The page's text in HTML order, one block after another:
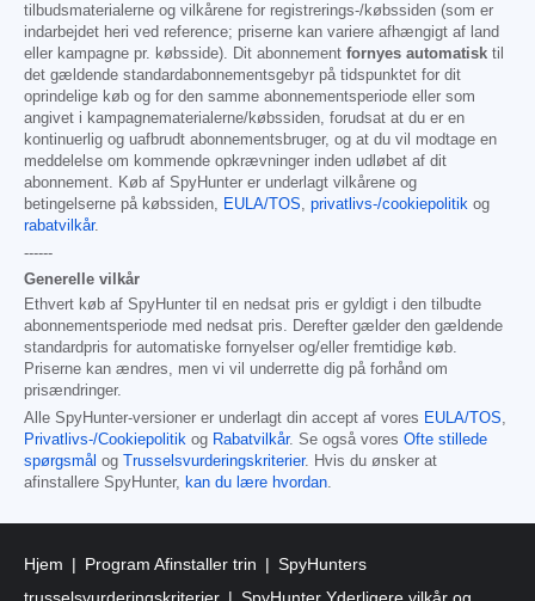
tilbudsmaterialerne og vilkårene for registrerings-/købssiden (som er
indarbejdet heri ved reference; priserne kan variere afhængigt af land
eller kampagne pr. købsside). Dit abonnement fornyes automatisk til
det gældende standardabonnementsgebyr på tidspunktet for dit
oprindelige køb og for den samme abonnementsperiode eller som
angivet i kampagnematerialerne/købssiden, forudsat at du er en
kontinuerlig og uafbrudt abonnementsbruger, og at du vil modtage en
meddelelse om kommende opkrævninger inden udløbet af dit
abonnement. Køb af SpyHunter er underlagt vilkårene og
betingelserne på købssiden,
EULA/TOS privatlivs-/cookiepolitik og
rabatvilkår.
------
Generelle vilkår
Ethvert køb af SpyHunter til en nedsat pris er gyldigt i den tilbudte
abonnementsperiode med nedsat pris. Derefter gælder den gældende
standardpris for automatiske fornyelser og/eller fremtidige køb.
Priserne kan ændres, men vi vil underrette dig på forhånd om
prisændringer.
Alle SpyHunter-versioner er underlagt din accept af vores EULA/TOS
Privatlivs-/Cookiepolitik og Rabatvilkår. Se også vores Ofte stillede
spørgsmål og Trusselsvurderingskriterier. Hvis du ønsker at
afinstallere SpyHunter,
kan du lære hvordan
Hjem Program Afinstaller trin
SpyHunters
trusselsvurderingskriterier
SpyHunter Yderligere vilkår og